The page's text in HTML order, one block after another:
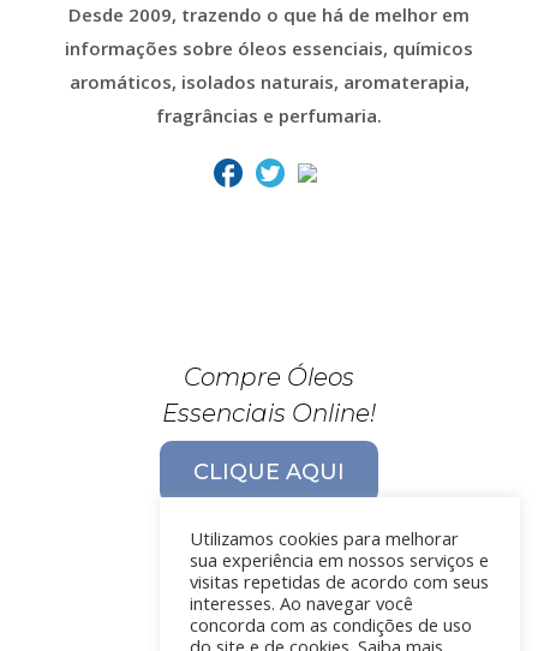
Desde 2009, trazendo o que há de melhor em
informações sobre óleos essenciais, químicos
aromáticos, isolados naturais, aromaterapia,
fragrâncias e perfumaria.
Compre Óleos
Essenciais Online!
CLIQUE AQUI
Utilizamos cookies para melhorar
sua experiência em nossos serviços e
visitas repetidas de acordo com seus
interesses. Ao navegar você
concorda com as condições de uso
do site e de cookies. Saiba mais